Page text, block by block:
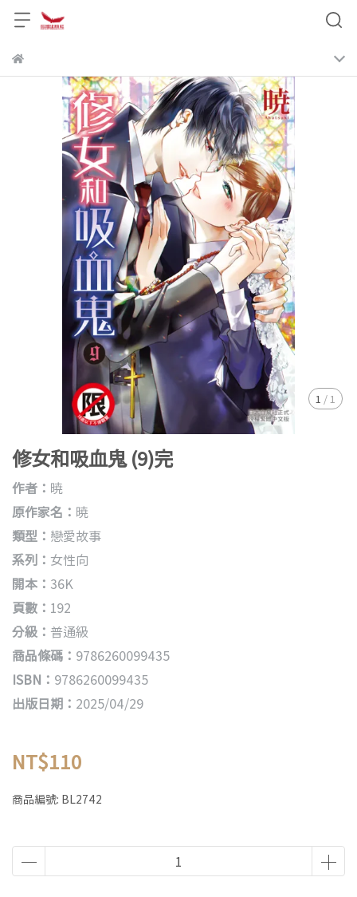
1 / 1
修女和吸血鬼 (9)完
作者： 暁
原作家名： 暁
類型： 戀愛故事
系列： 女性向
開本： 36K
頁數： 192
分級： 普通級
商品條碼： 9786260099435
ISBN： 9786260099435
出版日期： 2025/04/29
NT$110
商品編號: BL2742